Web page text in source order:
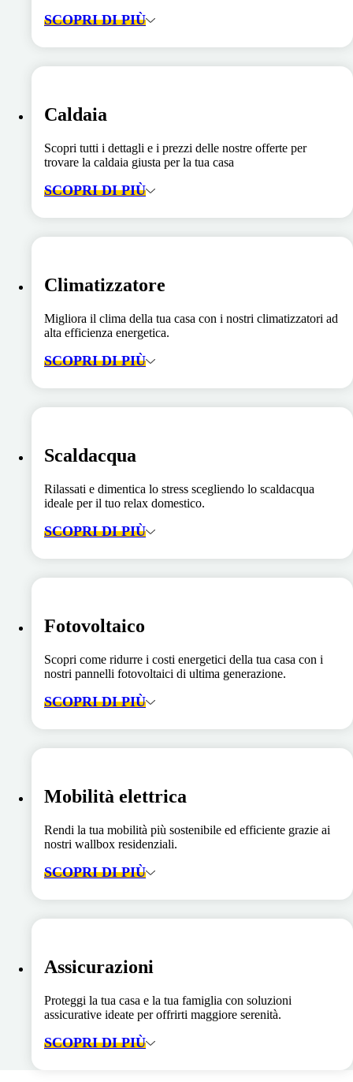
SCOPRI DI PIÙ
Caldaia
Scopri tutti i dettagli e i prezzi delle nostre offerte per
trovare la caldaia giusta per la tua casa
SCOPRI DI PIÙ
Climatizzatore
Migliora il clima della tua casa con i nostri climatizzatori ad
alta efficienza energetica.
SCOPRI DI PIÙ
Scaldacqua
Rilassati e dimentica lo stress scegliendo lo scaldacqua
ideale per il tuo relax domestico.
SCOPRI DI PIÙ
Fotovoltaico
Scopri come ridurre i costi energetici della tua casa con i
nostri pannelli fotovoltaici di ultima generazione.
SCOPRI DI PIÙ
Mobilità elettrica
Rendi la tua mobilità più sostenibile ed efficiente grazie ai
nostri wallbox residenziali.
SCOPRI DI PIÙ
Assicurazioni
Proteggi la tua casa e la tua famiglia con soluzioni
assicurative ideate per offrirti maggiore serenità.
SCOPRI DI PIÙ